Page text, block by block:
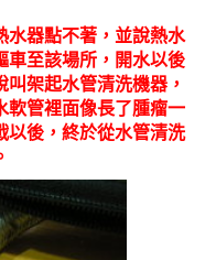
水器點不著，並說熱水
車至該場所，開水以後
架起水管清洗機器，
軟管裡面像長了腫瘤一
以後，終於從水管清洗